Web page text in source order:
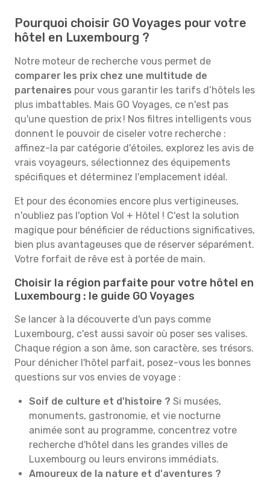
Pourquoi choisir GO Voyages pour votre
hôtel en Luxembourg ?
Notre moteur de recherche vous permet de
comparer les prix chez une multitude de
partenaires pour vous garantir les tarifs d’hôtels les
plus imbattables. Mais GO Voyages, ce n'est pas
qu'une question de prix ! Nos filtres intelligents vous
donnent le pouvoir de ciseler votre recherche :
affinez-la par catégorie d'étoiles, explorez les avis de
vrais voyageurs, sélectionnez des équipements
spécifiques et déterminez l'emplacement idéal.
Et pour des économies encore plus vertigineuses,
n'oubliez pas l'option Vol + Hôtel ! C'est la solution
magique pour bénéficier de réductions significatives,
bien plus avantageuses que de réserver séparément.
Votre forfait de rêve est à portée de main.
Choisir la région parfaite pour votre hôtel en
Luxembourg : le guide GO Voyages
Se lancer à la découverte d'un pays comme
Luxembourg, c'est aussi savoir où poser ses valises.
Chaque région a son âme, son caractère, ses trésors.
Pour dénicher l'hôtel parfait, posez-vous les bonnes
questions sur vos envies de voyage :
Soif de culture et d'histoire ? Si musées,
monuments, gastronomie, et vie nocturne
animée sont au programme, concentrez votre
recherche d'hôtel dans les grandes villes de
Luxembourg ou leurs environs immédiats.
Amoureux de la nature et d'aventures ?